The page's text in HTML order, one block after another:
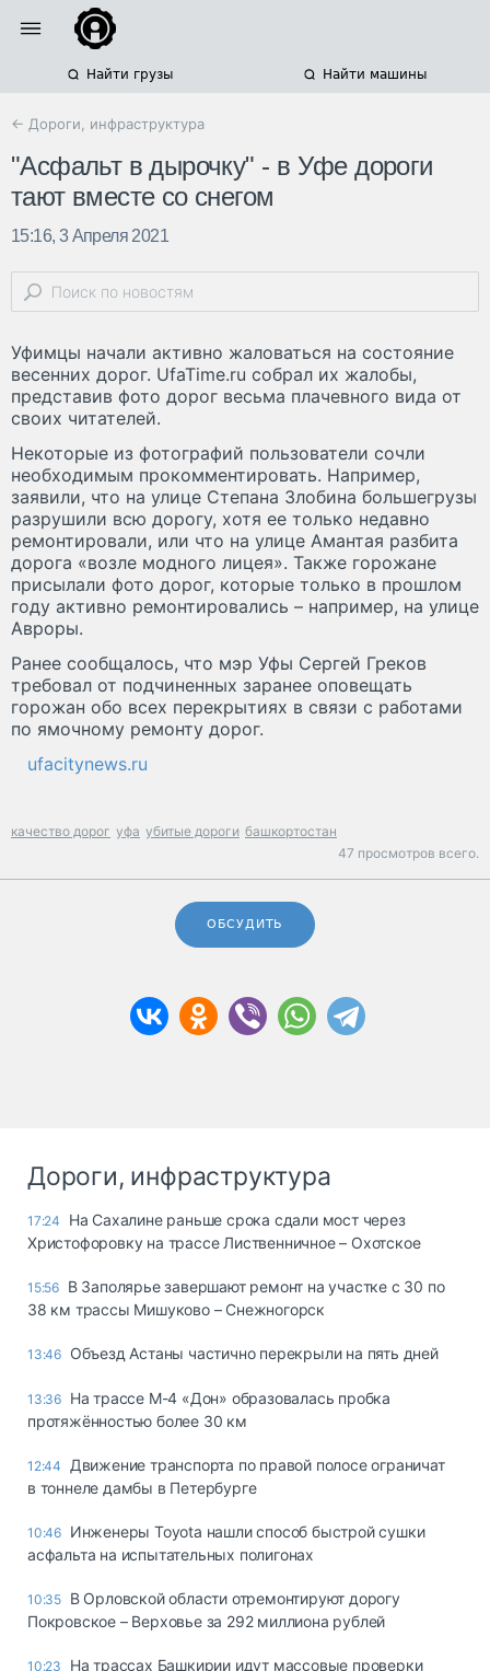
Найти грузы Найти машины
← Дороги, инфраструктура
"Асфальт в дырочку" - в Уфе дороги
тают вместе со снегом
15:16, 3 Апреля 2021
Уфимцы начали активно жаловаться на состояние
весенних дорог. UfaTime.ru собрал их жалобы,
представив фото дорог весьма плачевного вида от
своих читателей.
Некоторые из фотографий пользователи сочли
необходимым прокомментировать. Например,
заявили, что на улице Степана Злобина большегрузы
разрушили всю дорогу, хотя ее только недавно
ремонтировали, или что на улице Амантая разбита
дорога «возле модного лицея». Также горожане
присылали фото дорог, которые только в прошлом
году активно ремонтировались – например, на улице
Авроры.
Ранее сообщалось, что мэр Уфы Сергей Греков
требовал от подчиненных заранее оповещать
горожан обо всех перекрытиях в связи с работами
по ямочному ремонту дорог.
ufacitynews.ru
качество дорог уфа убитые дороги башкортостан
47 просмотров всего.
ОБСУДИТЬ
Дороги, инфраструктура
17:24
На Сахалине раньше срока сдали мост через
Христофоровку на трассе Лиственничное – Охотское
15:56 В Заполярье завершают ремонт на участке с 30 по
38 км трассы Мишуково – Снежногорск
13:46 Объезд Астаны частично перекрыли на пять дней
13:36 На трассе М-4 «Дон» образовалась пробка
протяжённостью более 30 км
12:44
Движение транспорта по правой полосе ограничат
в тоннеле дамбы в Петербурге
10:46 Инженеры Toyota нашли способ быстрой сушки
асфальта на испытательных полигонах
10:35 В Орловской области отремонтируют дорогу
Покровское – Верховье за 292 миллиона рублей
10:23
На трассах Башкирии идут массовые проверки